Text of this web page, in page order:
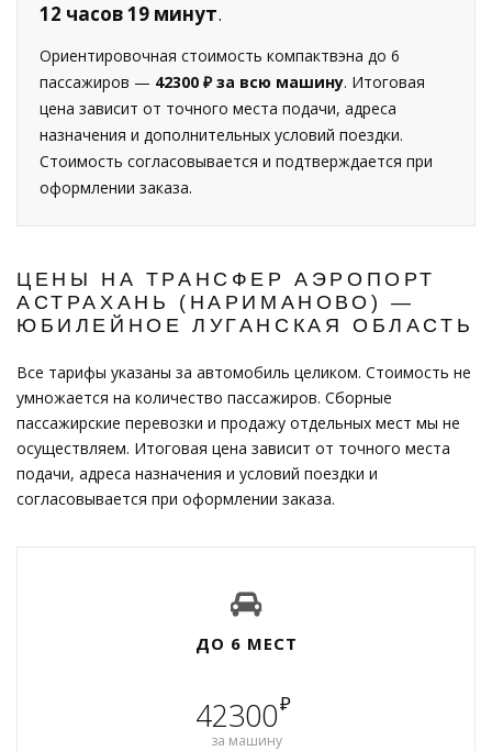
12 часов 19 минут.
Ориентировочная стоимость компактвэна до 6
пассажиров — 42300 ₽ за всю машину. Итоговая
цена зависит от точного места подачи, адреса
назначения и дополнительных условий поездки.
Стоимость согласовывается и подтверждается при
оформлении заказа.
ЦЕНЫ НА ТРАНСФЕР АЭРОПОРТ
АСТРАХАНЬ (НАРИМАНОВО) —
ЮБИЛЕЙНОЕ ЛУГАНСКАЯ ОБЛАСТЬ
Все тарифы указаны за автомобиль целиком. Стоимость не
умножается на количество пассажиров. Сборные
пассажирские перевозки и продажу отдельных мест мы не
осуществляем. Итоговая цена зависит от точного места
подачи, адреса назначения и условий поездки и
согласовывается при оформлении заказа.
ДО 6 МЕСТ
42300₽
за машину